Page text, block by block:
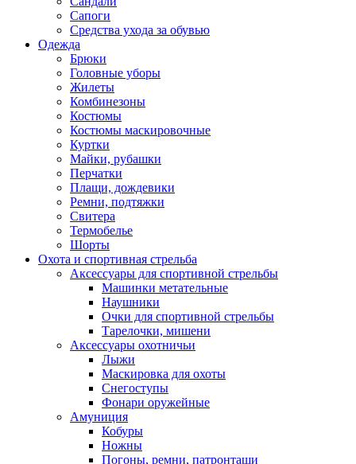
Сапоги
Средства ухода за обувью
Одежда
Брюки
Головные уборы
Жилеты
Комбинезоны
Костюмы
Костюмы маскировочные
Куртки
Майки, рубашки
Перчатки
Плащи, дождевики
Ремни, подтяжки
Свитера
Термобелье
Шорты
Охота и спортивная стрельба
Аксессуары для спортивной стрельбы
Машинки метательные
Наушники
Очки для спортивной стрельбы
Тарелочки, мишени
Аксессуары охотничьи
Лыжи
Маскировка для охоты
Снегоступы
Фонари оружейные
Амуниция
Кобуры
Ножны
Погоны, ремни, патронташи